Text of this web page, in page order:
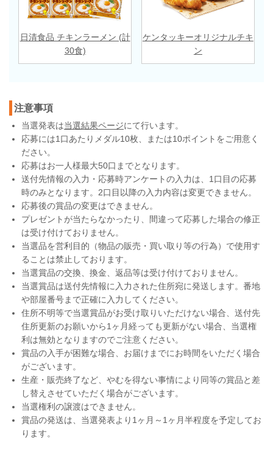
日清食品 チキンラーメン (計
30食)
ケンタッキーオリジナルチキ
ン
注意事項
当選発表は当選結果ページにて行います。
応募には1口あたりメダル10枚、または10ポイントをご用意く
ださい。
応募はお一人様最大50口までとなります。
送付先情報の入力・応募時アンケートの入力は、1口目の応募
時のみとなります。2口目以降の入力内容は変更できません。
応募後の賞品の変更はできません。
プレゼントが当たらなかったり、間違って応募した場合の修正
は受け付けておりません。
当選品を営利目的（物品の販売・買い取り等の行為）で使用す
ることは禁止しております。
当選賞品の交換、換金、返品等は受け付けておりません。
当選賞品は送付先情報に入力された住所宛に発送します。番地
や部屋番号まで正確に入力してください。
住所不明等で当選賞品がお受け取りいただけない場合、送付先
住所更新のお願いから1ヶ月経っても更新がない場合、当選権
利は無効となりますのでご注意ください。
賞品の入手が困難な場合、お届けまでにお時間をいただく場合
がございます。
生産・販売終了など、やむを得ない事情により同等の賞品と差
し替えさせていただく場合がございます。
当選権利の譲渡はできません。
賞品の発送は、当選発表より1ヶ月～1ヶ月半程度を予定してお
ります。